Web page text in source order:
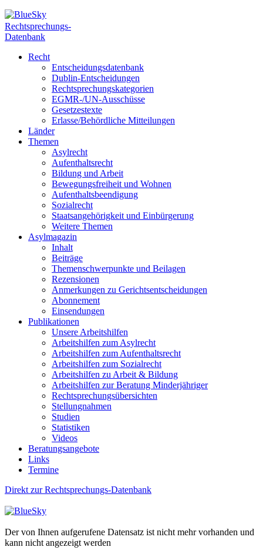
Rechtsprechungs-
Datenbank
Recht
Entscheidungsdatenbank
Dublin-Entscheidungen
Rechtsprechungskategorien
EGMR-/UN-Ausschüsse
Gesetzestexte
Erlasse/Behördliche Mitteilungen
Länder
Themen
Asylrecht
Aufenthaltsrecht
Bildung und Arbeit
Bewegungsfreiheit und Wohnen
Aufenthaltsbeendigung
Sozialrecht
Staatsangehörigkeit und Einbürgerung
Weitere Themen
Asylmagazin
Inhalt
Beiträge
Themenschwerpunkte und Beilagen
Rezensionen
Anmerkungen zu Gerichtsentscheidungen
Abonnement
Einsendungen
Publikationen
Unsere Arbeitshilfen
Arbeitshilfen zum Asylrecht
Arbeitshilfen zum Aufenthaltsrecht
Arbeitshilfen zum Sozialrecht
Arbeitshilfen zu Arbeit & Bildung
Arbeitshilfen zur Beratung Minderjähriger
Rechtsprechungsübersichten
Stellungnahmen
Studien
Statistiken
Videos
Beratungsangebote
Links
Termine
Direkt zur Rechtsprechungs-Datenbank
Der von Ihnen aufgerufene Datensatz ist nicht mehr vorhanden und
kann nicht angezeigt werden